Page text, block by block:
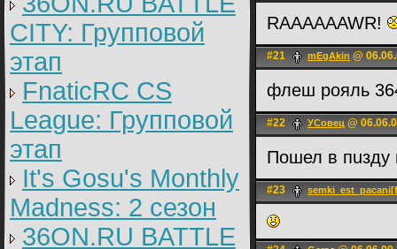
CITY: Групповой
этап
FnaticRC CS
League: Групповой
этап
It's Gosu's Monthly
Madness: 2 сезон
36ON.RU BATTLE
RAAAAAAWR!
#21 mEgAkin @
флеш рояль
#22 УСовец @
Пошел в пuзду
#23